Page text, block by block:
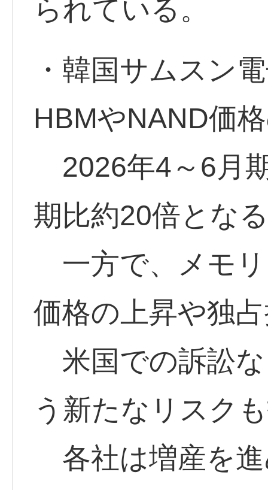
られている。
・韓国サムスン
HBMやNAND価
2026年4～6月
期比約20倍とな
一方で、メモ
価格の上昇や独
米国での訴訟
う新たなリスク
各社は増産を